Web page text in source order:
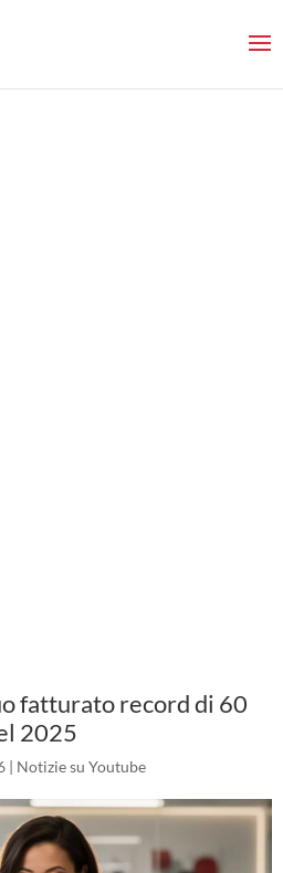
fatturato record di 60
2025
| Notizie su Youtube